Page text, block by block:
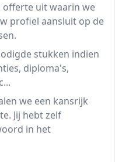
offerte uit waarin we
profiel aansluit op de
stukken indien
diploma's,
we een kansrijk
Jij hebt zelf
in het